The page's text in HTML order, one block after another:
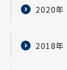
2020年
2018年